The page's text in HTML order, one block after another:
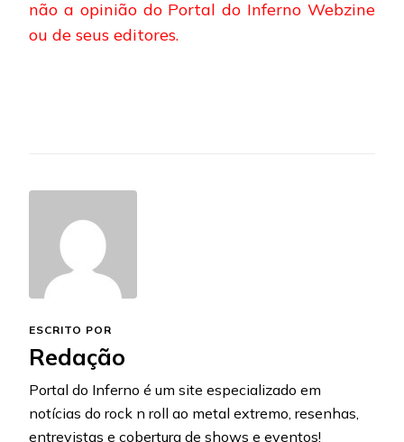
não a opinião do Portal do Inferno Webzine
ou de seus editores.
ESCRITO POR
Redação
Portal do Inferno é um site especializado em
notícias do rock n roll ao metal extremo, resenhas,
entrevistas e cobertura de shows e eventos!